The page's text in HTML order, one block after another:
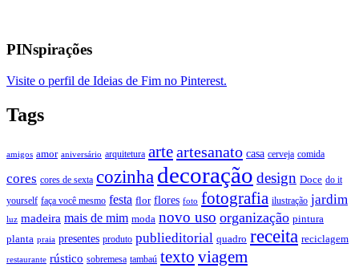
PINspirações
Visite o perfil de Ideias de Fim no Pinterest.
Tags
amigos amor aniversário arquitetura arteartesanato casa cerveja comida
cores cores de sexta cozinha decoração design Doce do it
yourself faça você mesmo festa flor flores foto fotografia ilustração jardim
luz madeira mais de mim moda novo uso organização pintura
planta praia presentes produto publieditorial quadro receita reciclagem
restaurante rústico sobremesa tambaú texto viagem